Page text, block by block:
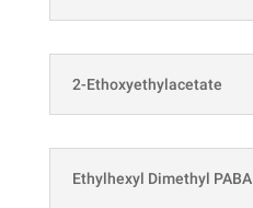
2-Ethoxyethylacetate
Ethylhexyl Dimethyl PABA